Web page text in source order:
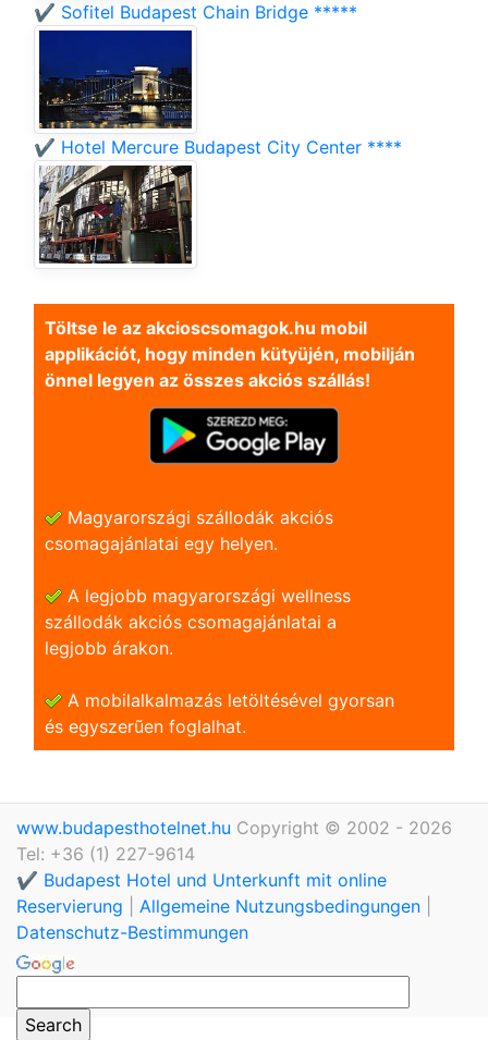
✔️ Sofitel Budapest Chain Bridge *****
✔️ Hotel Mercure Budapest City Center ****
Töltse le az akcioscsomagok.hu mobil
applikációt, hogy minden kütyüjén, mobilján
önnel legyen az összes akciós szállás!
Magyarországi szállodák akciós
csomagajánlatai egy helyen.
A legjobb magyarországi wellness
szállodák akciós csomagajánlatai a
legjobb árakon.
A mobilalkalmazás letöltésével gyorsan
és egyszerũen foglalhat.
www.budapesthotelnet.hu Copyright © 2002 - 2026
Tel: +36 (1) 227-9614
✔️ Budapest Hotel und Unterkunft mit online
Reservierung
Allgemeine Nutzungsbedingungen
Datenschutz-Bestimmungen